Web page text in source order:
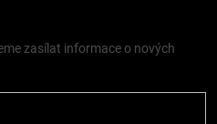
zasílat informace o nových